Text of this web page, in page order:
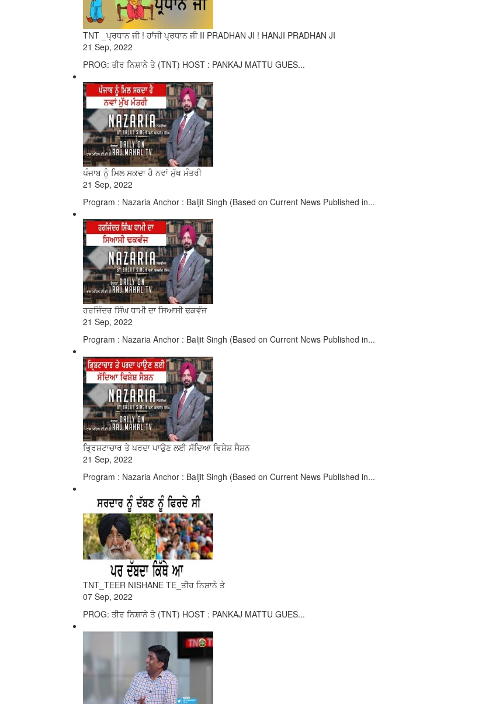
TNT _ਪ੍ਰਧਾਨ ਜੀ ! ਹਾਂਜੀ ਪ੍ਰਧਾਨ ਜੀ II PRADHAN JI ! HANJI PRADHAN JI
21 Sep, 2022
PROG: ਤੀਰ ਨਿਸ਼ਾਨੇ ਤੇ (TNT) HOST : PANKAJ MATTU GUES...
ਪੰਜਾਬ ਨੂੰ ਮਿਲ ਸਕਦਾ ਹੈ ਨਵਾਂ ਮੁੱਖ ਮੰਤਰੀ
21 Sep, 2022
Program : Nazaria Anchor : Baljit Singh (Based on Current News Published in...
ਹਰਜਿੰਦਰ ਸਿੰਘ ਧਾਮੀ ਦਾ ਸਿਆਸੀ ਢਕਵੰਜ
21 Sep, 2022
Program : Nazaria Anchor : Baljit Singh (Based on Current News Published in...
ਭ੍ਰਿਸ਼ਟਾਚਾਰ ਤੇ ਪਰਦਾ ਪਾਉਣ ਲਈ ਸੱਦਿਆ ਵਿਸ਼ੇਸ਼ ਸੈਸ਼ਨ
21 Sep, 2022
Program : Nazaria Anchor : Baljit Singh (Based on Current News Published in...
TNT_TEER NISHANE TE_ਤੀਰ ਨਿਸ਼ਾਨੇ ਤੇ
07 Sep, 2022
PROG: ਤੀਰ ਨਿਸ਼ਾਨੇ ਤੇ (TNT) HOST : PANKAJ MATTU GUES...